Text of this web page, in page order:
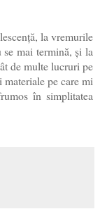
la vremurile
mai termină, și la
de multe lucruri pe
pe care mi
în simplitatea